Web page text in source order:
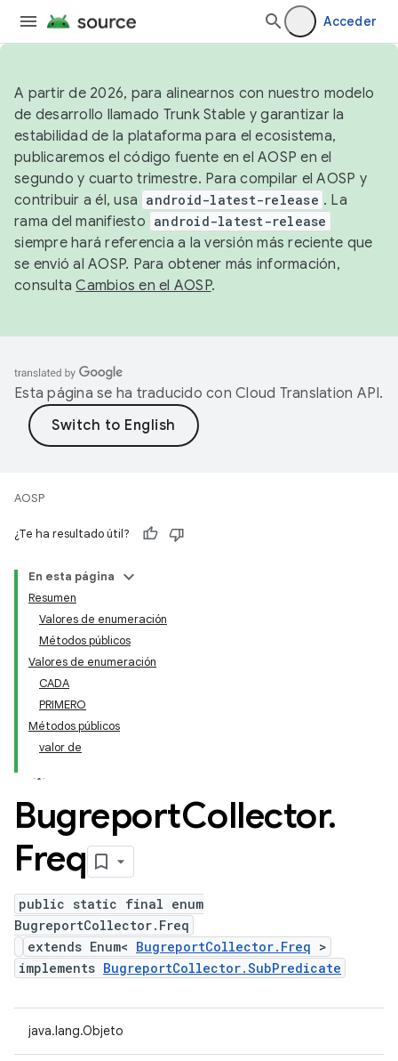
Acceder
A partir de 2026, para alinearnos con nuestro modelo
de desarrollo llamado Trunk Stable y garantizar la
estabilidad de la plataforma para el ecosistema,
publicaremos el código fuente en el AOSP en el
segundo y cuarto trimestre. Para compilar el AOSP y
contribuir a él, usa android-latest-release . La
rama del manifiesto android-latest-release
siempre hará referencia a la versión más reciente que
se envió al AOSP. Para obtener más información,
consultaCambios en el AOSP.
Esta página se ha traducido con Cloud Translation API.
AOSP
¿Te ha resultado útil?
En esta página
Resumen
Valores de enumeración
Métodos públicos
Valores de enumeración
CADA
PRIMERO
Métodos públicos
valor de
BugreportCollector.
Freq
public static final enum
BugreportCollector.Freq
extends Enum< BugreportCollector.Freq >
implements BugreportCollector.SubPredicate
java.lang.Objeto